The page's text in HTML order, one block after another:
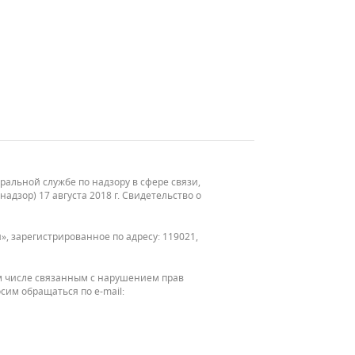
службе по надзору в сфере связи,
17 августа 2018 г. Свидетельство о
зарегистрированное по адресу: 119021,
связанным с нарушением прав
обращаться по e-mail: